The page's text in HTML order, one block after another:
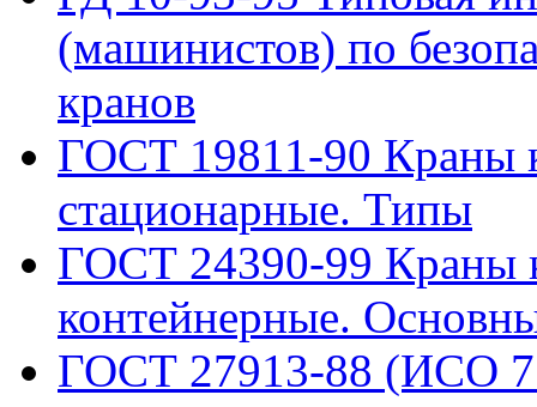
(машинистов) по
кранов
ГОСТ 19811-90 Краны
стационарные. Типы
ГОСТ 24390-99 Краны
контейнерные.
ГОСТ 27913-88 (ИСО